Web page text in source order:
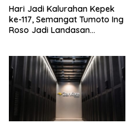
Hari Jadi Kalurahan Kepek
ke-117, Semangat Tumoto Ing
Roso Jadi Landasan